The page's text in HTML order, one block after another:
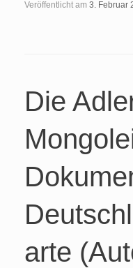
Veröffentlicht am 3. Februar
Die
arte